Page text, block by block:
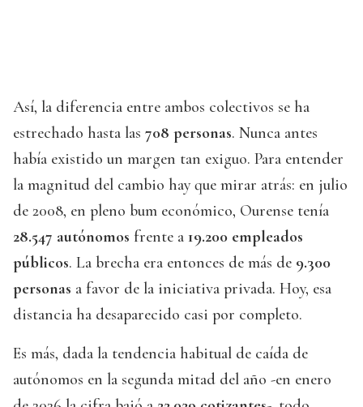
Así, la diferencia entre ambos colectivos se ha
estrechado hasta las 708 personas. Nunca antes
había existido un margen tan exiguo. Para entender
la magnitud del cambio hay que mirar atrás: en julio
de 2008, en pleno bum económico, Ourense tenía
28.547 autónomos frente a 19.200 empleados
públicos. La brecha era entonces de más de 9.300
personas a favor de la iniciativa privada. Hoy, esa
distancia ha desaparecido casi por completo.
Es más, dada la tendencia habitual de caída de
autónomos en la segunda mitad del año -en enero